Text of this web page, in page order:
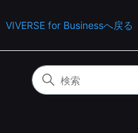
VIVERSE for Businessへ戻る